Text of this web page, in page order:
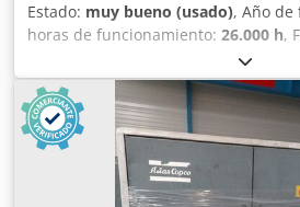
Estado: muy bueno (usado), Año de
horas de funcionamiento: 26.000 h,
, peso total:
kW (74,78 CV), Compresor Ingersoll
2014 Codjzrxhhjpfx Ahljrf
Historial completo de mantenimiento
000 horas de uso En muy buen